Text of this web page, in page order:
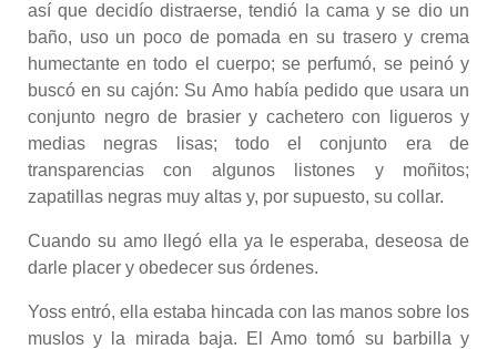
así que decidío distraerse, tendió la cama y se dio un
baño, uso un poco de pomada en su trasero y crema
humectante en todo el cuerpo; se perfumó, se peinó y
buscó en su cajón: Su Amo había pedido que usara un
conjunto negro de brasier y cachetero con ligueros y
medias negras lisas; todo el conjunto era de
transparencias con algunos listones y moñitos;
zapatillas negras muy altas y, por supuesto, su collar.
Cuando su amo llegó ella ya le esperaba, deseosa de
darle placer y obedecer sus órdenes.
Yoss entró, ella estaba hincada con las manos sobre los
muslos y la mirada baja. El Amo tomó su barbilla y